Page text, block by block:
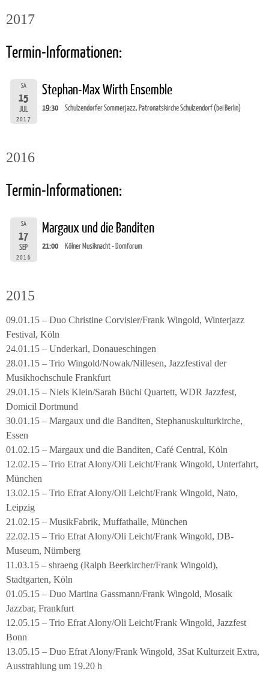
2017
Termin-Informationen:
SA
15
JUL
2017
Stephan-Max Wirth Ensemble
19:30 Schulzendorfer Sommerjazz, Patronatskirche Schulzendorf (bei Berlin)
2016
Termin-Informationen:
SA
17
SEP
2016
Margaux und die Banditen
21:00 Kölner Musiknacht - Domforum
2015
09.01.15 – Duo Christine Corvisier/Frank Wingold, Winterjazz
Festival, Köln
24.01.15 – Underkarl, Donaueschingen
28.01.15 – Trio Wingold/Nowak/Nillesen, Jazzfestival der
Musikhochschule Frankfurt
29.01.15 – Niels Klein/Sarah Büchi Quartett, WDR Jazzfest,
Domicil Dortmund
30.01.15 – Margaux und die Banditen, Stephanuskulturkirche,
Essen
01.02.15 – Margaux und die Banditen, Café Central, Köln
12.02.15 – Trio Efrat Alony/Oli Leicht/Frank Wingold, Unterfahrt,
München
13.02.15 – Trio Efrat Alony/Oli Leicht/Frank Wingold, Nato,
Leipzig
21.02.15 – MusikFabrik, Muffathalle, München
22.02.15 – Trio Efrat Alony/Oli Leicht/Frank Wingold, DB-
Museum, Nürnberg
11.03.15 – shraeng (Ralph Beerkircher/Frank Wingold),
Stadtgarten, Köln
01.05.15 – Duo Martina Gassmann/Frank Wingold, Mosaik
Jazzbar, Frankfurt
12.05.15 – Trio Efrat Alony/Oli Leicht/Frank Wingold, Jazzfest
Bonn
13.05.15 – Duo Efrat Alony/Frank Wingold, 3Sat Kulturzeit Extra,
Ausstrahlung um 19.20 h